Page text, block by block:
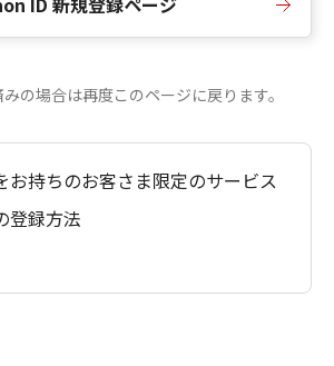
の場合は再度このページに戻ります。
お持ちのお客さま限定のサービス
登録方法